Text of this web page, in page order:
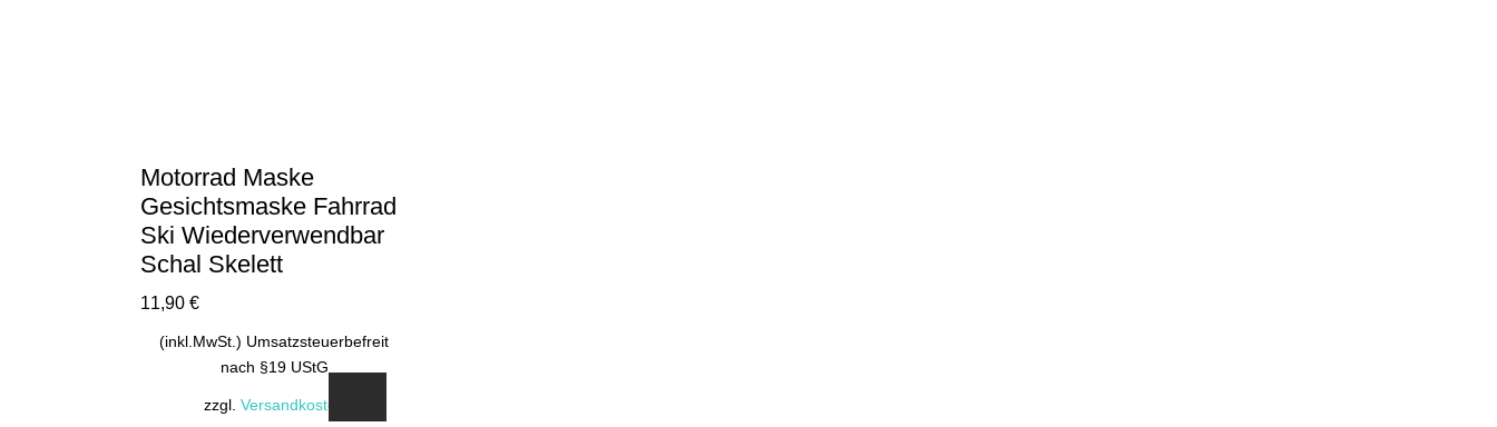
Motorrad Maske
Gesichtsmaske Fahrrad
Ski Wiederverwendbar
Schal Skelett
11,90 €
(inkl.MwSt.) Umsatzsteuerbefreit
nach §19 UStG
zzgl. Versandkosten